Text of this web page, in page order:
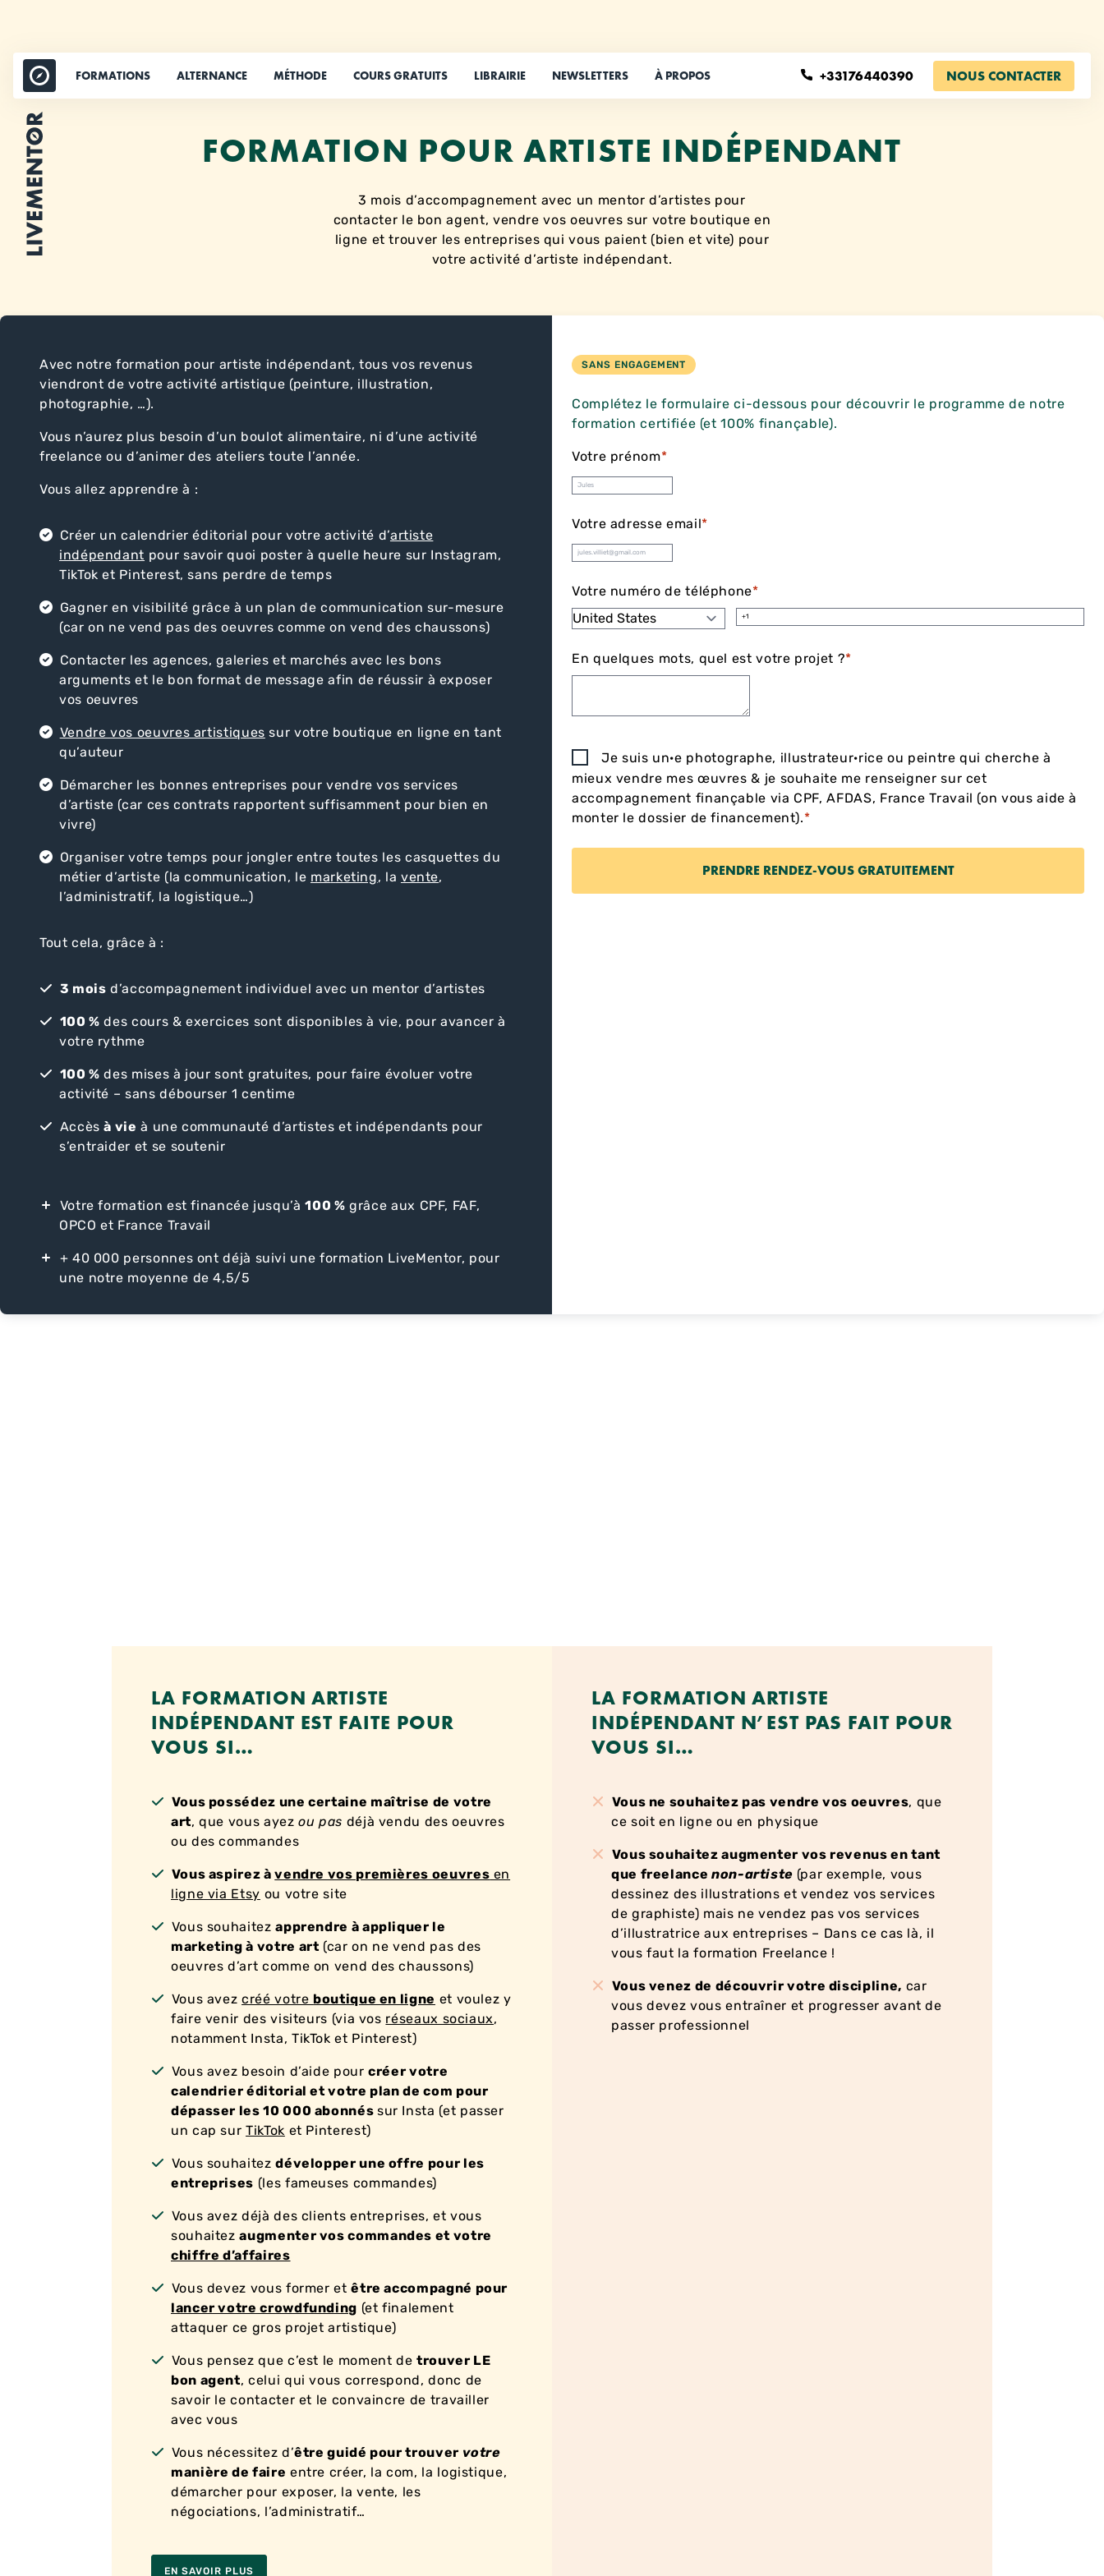
contenu
FORMATIONS ALTERNANCE MÉTHODE COURS GRATUITS LIBRAIRIE NEWSLETTERS À PROPOS +33176440390 NOUS CONTACTER
FORMATION POUR ARTISTE INDÉPENDANT
3 mois d’accompagnement avec un mentor d’artistes pour
contacter le bon agent, vendre vos oeuvres sur votre boutique en
ligne et trouver les entreprises qui vous paient (bien et vite) pour
votre activité d’artiste indépendant.
Avec notre formation pour artiste indépendant, tous vos revenus
viendront de votre activité artistique (peinture, illustration,
photographie, …).
Vous n’aurez plus besoin d’un boulot alimentaire, ni d’une activité
freelance ou d’animer des ateliers toute l’année.
Vous allez apprendre à :
Créer un calendrier éditorial pour votre activité d’artiste
indépendant pour savoir quoi poster à quelle heure sur Instagram,
TikTok et Pinterest, sans perdre de temps
Gagner en visibilité grâce à un plan de communication sur-mesure
(car on ne vend pas des oeuvres comme on vend des chaussons)
Contacter les agences, galeries et marchés avec les bons
arguments et le bon format de message afin de réussir à exposer
vos oeuvres
Vendre vos oeuvres artistiques sur votre boutique en ligne en tant
qu’auteur
Démarcher les bonnes entreprises pour vendre vos services
d’artiste (car ces contrats rapportent suffisamment pour bien en
vivre)
Organiser votre temps pour jongler entre toutes les casquettes du
métier d’artiste (la communication, le marketing, la vente,
l’administratif, la logistique…)
Tout cela, grâce à :
3 mois d’accompagnement individuel avec un mentor d’artistes
100 % des cours & exercices sont disponibles à vie, pour avancer à
votre rythme
100 % des mises à jour sont gratuites, pour faire évoluer votre
activité – sans débourser 1 centime
Accèsà vie à une communauté d’artistes et indépendants pour
s’entraider et se soutenir
Votre formation est financée jusqu’à100 % grâce aux CPF, FAF,
OPCO et France Travail
+ 40 000 personnes ont déjà suivi une formation LiveMentor, pour
une notre moyenne de 4,5/5
SANS ENGAGEMENT
Complétez le formulaire ci-dessous pour découvrir le programme de notre
formation certifiée (et 100% finançable).
Votre prénom*
Votre adresse email*
Votre numéro de téléphone*
En quelques mots, quel est votre projet ?*
Je suis un·e photographe, illustrateur·rice ou peintre qui cherche à
mieux vendre mes œuvres & je souhaite me renseigner sur cet
accompagnement finançable via CPF, AFDAS, France Travail (on vous aide à
monter le dossier de financement).*
LA FORMATION ARTISTE
INDÉPENDANT EST FAITE POUR
VOUS SI…
Vous possédez une certaine maîtrise de votre
art, que vous ayezou pas déjà vendu des oeuvres
ou des commandes
Vous aspirez àvendre vos premières oeuvres en
ligne via Etsy ou votre site
Vous souhaitezapprendre à appliquer le
marketing à votre art (car on ne vend pas des
oeuvres d’art comme on vend des chaussons)
Vous avezcréé votre boutique en ligne et voulez y
faire venir des visiteurs (via vos réseaux sociaux,
notamment Insta, TikTok et Pinterest)
Vous avez besoin d’aide pourcréer votre
calendrier éditorial et votre plan de com pour
dépasser les 10 000 abonnés sur Insta (et passer
un cap surTikTok et Pinterest)
Vous souhaitezdévelopper une offre pour les
entreprises (les fameuses commandes)
Vous avez déjà des clients entreprises, et vous
souhaitezaugmenter vos commandes et votre
chiffre d’affaires
Vous devez vous former etêtre accompagné pour
lancer votre crowdfunding (et finalement
attaquer ce gros projet artistique)
Vous pensez que c’est le moment detrouver LE
bon agent, celui qui vous correspond, donc de
savoir le contacter et le convaincre de travailler
avec vous
Vous nécessitez d’être guidé pour trouver votre
manière de faire entre créer, la com, la logistique,
démarcher pour exposer, la vente, les
négociations, l’administratif…
EN SAVOIR PLUS
LA FORMATION ARTISTE
INDÉPENDANT N’EST PAS FAIT POUR
VOUS SI…
Vous ne souhaitez pas vendre vos oeuvres, que
ce soit en ligne ou en physique
Vous souhaitez augmenter vos revenus en tant
que freelance non-artiste (par exemple, vous
dessinez des illustrations et vendez vos services
de graphiste) mais ne vendez pas vos services
d’illustratrice aux entreprises – Dans ce cas là, il
vous faut la formation Freelance !
Vous venez de découvrir votre discipline, car
vous devez vous entraîner et progresser avant de
passer professionnel